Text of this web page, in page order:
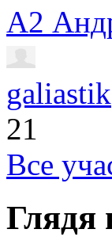
А2
galiastik
21
Все
Глядя